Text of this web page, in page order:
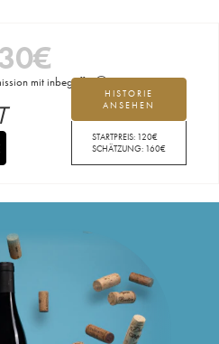
€
mit inbegriffen
HISTORIE
ANSEHEN
STARTPREIS: 120€
SCHÄTZUNG: 160€